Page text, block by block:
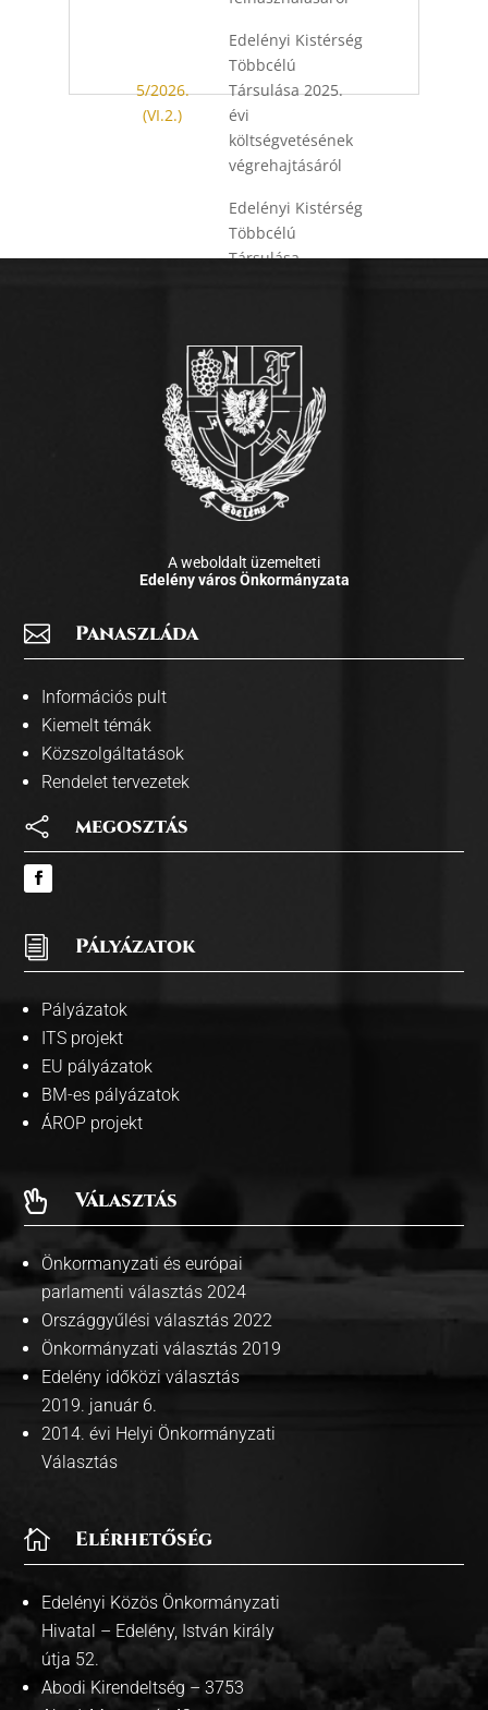
5/2026.
(VI.2.)
Edelényi Kistérség
Többcélú
Társulása 2025.
évi
költségvetésének
végrehajtásáról
Edelényi Kistérség
Többcélú
Társulása
nyilvános ülés
napirendi
pontjainak
elfogadásáról
Edelényi Kistérség
Többcélú
Társulásának
2026. évi
közbeszerzési
2/2026.
A weboldalt üzemelteti
Edelény város Önkormányzata
 Panaszláda
Információs pult
Kiemelt témák
Közszolgáltatások
Rendelet tervezetek
 megosztás
i Pályázatok
Pályázatok
ITS projekt
EU pályázatok
BM-es pályázatok
ÁROP projekt
 Választás
Önkormanyzati és európai
parlamenti választás 2024
Országgyűlési választás 2022
Önkormányzati választás 2019
Edelény időközi választás
2019. január 6.
2014. évi Helyi Önkormányzati
Választás
 Elérhetőség
Edelényi Közös Önkormányzati
Hivatal – Edelény, István király
útja 52.
Abodi Kirendeltség – 3753